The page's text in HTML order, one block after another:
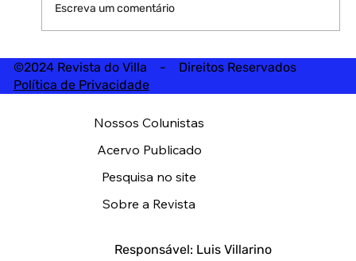
Escreva um comentário
©2024 Revista do Villa - Direitos Reservados
Política de Privacidade
Responsável: Luis Villarino
Nossos Colunistas
Acervo Publicado
Pesquisa no site
Sobre a Revista